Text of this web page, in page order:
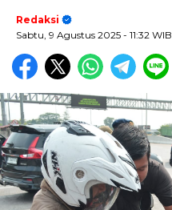
Redaksi
Sabtu, 9 Agustus 2025 - 11:32 WIB